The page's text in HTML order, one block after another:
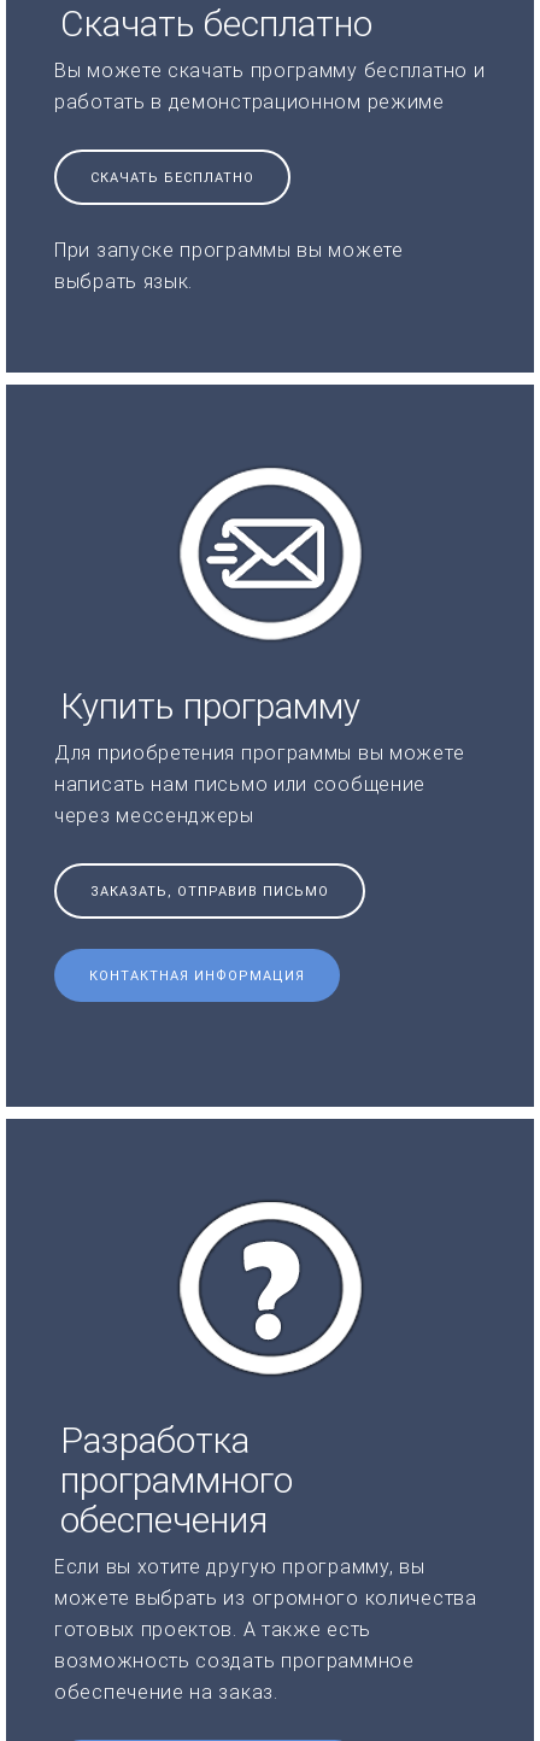
Скачать бесплатно
Вы можете скачать программу бесплатно и
работать в демонстрационном режиме
СКАЧАТЬ БЕСПЛАТНО
При запуске программы вы можете
выбрать язык.
Купить программу
Для приобретения программы вы можете
написать нам письмо или сообщение
через мессенджеры
ЗАКАЗАТЬ, ОТПРАВИВ ПИСЬМО
КОНТАКТНАЯ ИНФОРМАЦИЯ
Разработка
программного
обеспечения
Если вы хотите другую программу, вы
можете выбрать из огромного количества
готовых проектов. А также есть
возможность создать программное
обеспечение на заказ.